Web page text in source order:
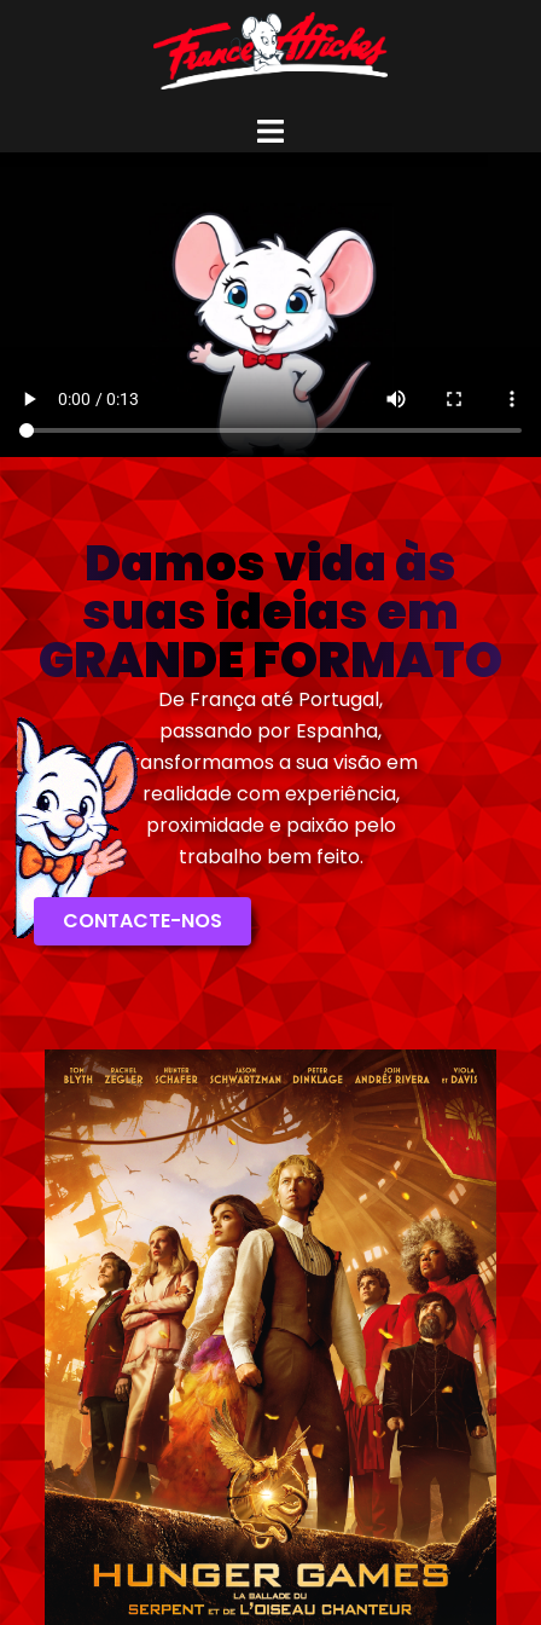
Damos vida às
suas ideias em
GRANDE FORMATO
De França até Portugal,
passando por Espanha,
transformamos a sua visão em
realidade com experiência,
proximidade e paixão pelo
trabalho bem feito.
CONTACTE-NOS